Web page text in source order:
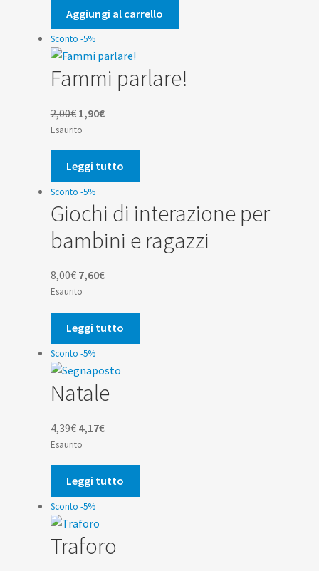
era:
1,20€.
è:
1,14€.
Aggiungi al carrello
Sconto -5%
Fammi parlare!
2,00€ Il
prezzo
originale
era:
2,00€.
1,90€Il
attuale
è:
1,90€.
Esaurito
Leggi tutto
Sconto -5%
Giochi di interazione per
bambini e ragazzi
8,00€ Il
prezzo
originale
era:
8,00€.
7,60€Il
attuale
è:
7,60€.
Esaurito
Leggi tutto
Sconto -5%
Natale
4,39€ Il
prezzo
originale
era:
4,39€.
4,17€Il
attuale
è:
4,17€.
Esaurito
Leggi tutto
Sconto -5%
Traforo